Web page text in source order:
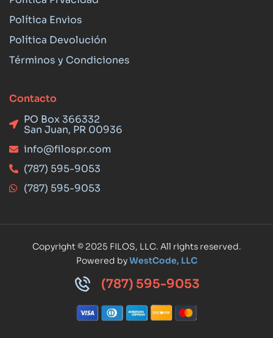
Política Envios
Política Devolución
Términos y Condiciones
Contacto
PO Box 366332
San Juan, PR 00936
info@filospr.com
(787) 595-9053
(787) 595-9053
Copyright © 2025 FILOS, LLC. All rights reserved.
Powered byWestCode, LLC
(787) 595-9053